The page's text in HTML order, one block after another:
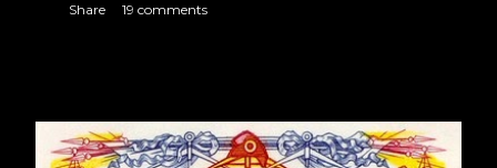
Share 19 comments